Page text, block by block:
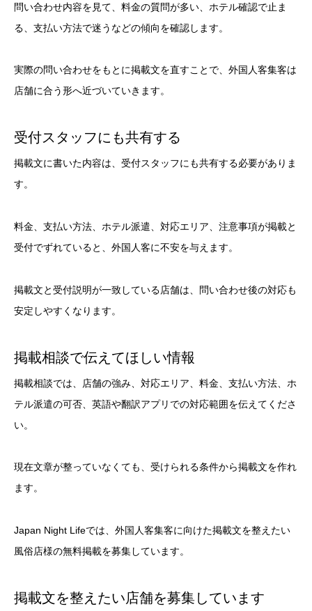
問い合わせ内容を見て、料金の質問が多い、ホテル確認で止ま
る、支払い方法で迷うなどの傾向を確認します。
実際の問い合わせをもとに掲載文を直すことで、外国人客集客は
店舗に合う形へ近づいていきます。
受付スタッフにも共有する
掲載文に書いた内容は、受付スタッフにも共有する必要がありま
す。
料金、支払い方法、ホテル派遣、対応エリア、注意事項が掲載と
受付でずれていると、外国人客に不安を与えます。
掲載文と受付説明が一致している店舗は、問い合わせ後の対応も
安定しやすくなります。
掲載相談で伝えてほしい情報
掲載相談では、店舗の強み、対応エリア、料金、支払い方法、ホ
テル派遣の可否、英語や翻訳アプリでの対応範囲を伝えてくださ
い。
現在文章が整っていなくても、受けられる条件から掲載文を作れ
ます。
Japan Night Lifeでは、外国人客集客に向けた掲載文を整えたい
風俗店様の無料掲載を募集しています。
掲載文を整えたい店舗を募集しています